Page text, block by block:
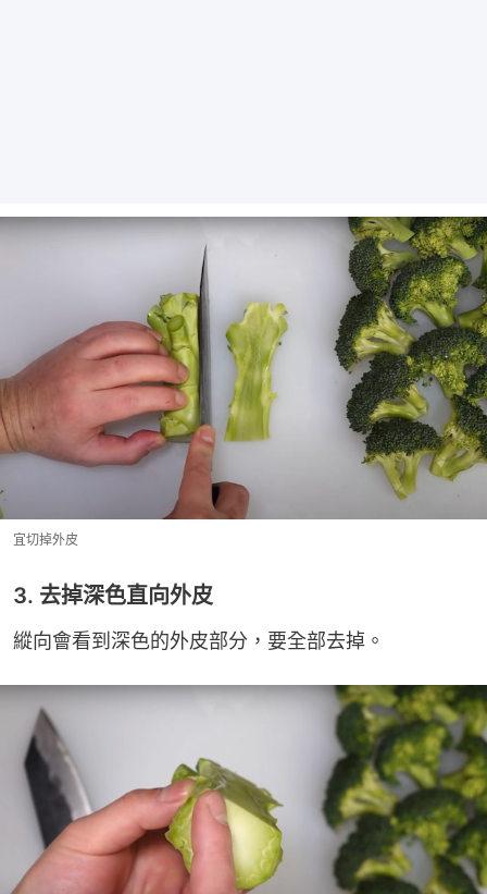
宜切掉外皮
3. 去掉深色直向外皮
縱向會看到深色的外皮部分，要全部去掉。